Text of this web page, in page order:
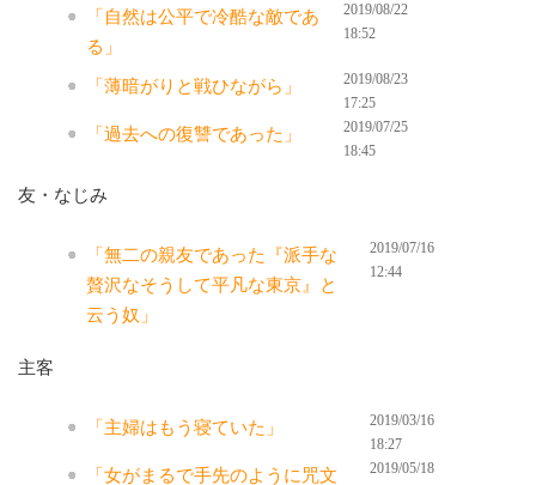
「自然は公平で冷酷な敵であ
る」
2019/08/22
18:52
「薄暗がりと戦ひながら」
2019/08/23
17:25
「過去への復讐であった」
2019/07/25
18:45
友・なじみ
「無二の親友であった『派手な
贅沢なそうして平凡な東京』と
云う奴」
2019/07/16
12:44
主客
「主婦はもう寝ていた」
2019/03/16
18:27
「女がまるで手先のように咒文
2019/05/18